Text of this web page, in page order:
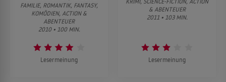
FAMILIE, ROMANTIK, FANTASY,
KOMÖDIEN, ACTION &
ABENTEUER
2010 • 100 MIN.
Lesermeinung
& ABENTEUER
2011 • 103 MIN.
Lesermeinung